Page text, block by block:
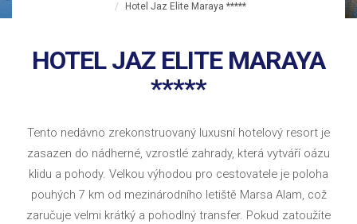
Hotel Jaz Elite Maraya *****
HOTEL JAZ ELITE MARAYA
*****
Tento nedávno zrekonstruovaný luxusní hotelový resort je
zasazen do nádherné, vzrostlé zahrady, která vytváří oázu
klidu a pohody. Velkou výhodou pro cestovatele je poloha
pouhých 7 km od mezinárodního letiště Marsa Alam, což
zaručuje velmi krátký a pohodlný transfer. Pokud zatoužíte